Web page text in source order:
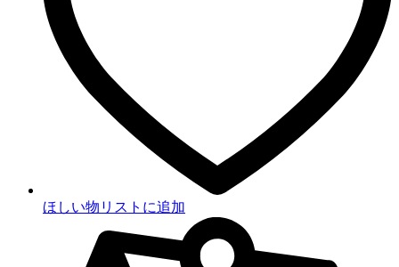
ほしい物リストに追加